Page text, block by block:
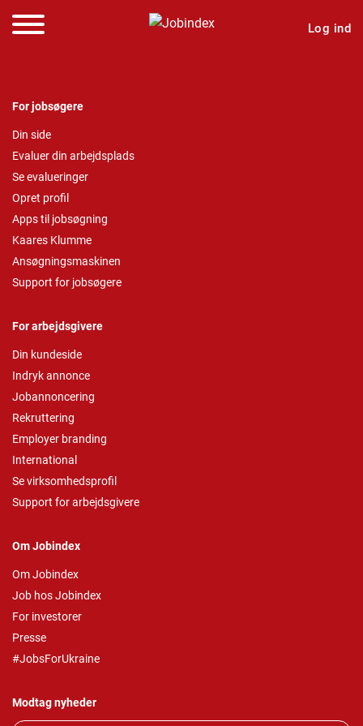
Log ind
For jobsøgere
Din side
Evaluer din arbejdsplads
Se evalueringer
Opret profil
Apps til jobsøgning
Kaares Klumme
Ansøgningsmaskinen
Support for jobsøgere
For arbejdsgivere
Din kundeside
Indryk annonce
Jobannoncering
Rekruttering
Employer branding
International
Se virksomhedsprofil
Support for arbejdsgivere
Om Jobindex
Om Jobindex
Job hos Jobindex
For investorer
Presse
#JobsForUkraine
Modtag nyheder